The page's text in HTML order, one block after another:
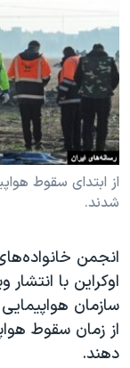
حقوق شهروندی
اقتصادی
علم و فناوری
اسرائیل در جنگ
گالری عکس
آرشیو پخش زنده
انتخابات ریاست
حمله جمهوری
رمز مهسا
ورزش زنان در
اعتراضات زن،
مجموعه مستندهای
دادگاه حمید نوری
چهل سال
قانون شفافیت
زبانهای
از ابتدای سقوط
شدند.
اوکراین با
سازمان
از زمان سقوط
دهند.